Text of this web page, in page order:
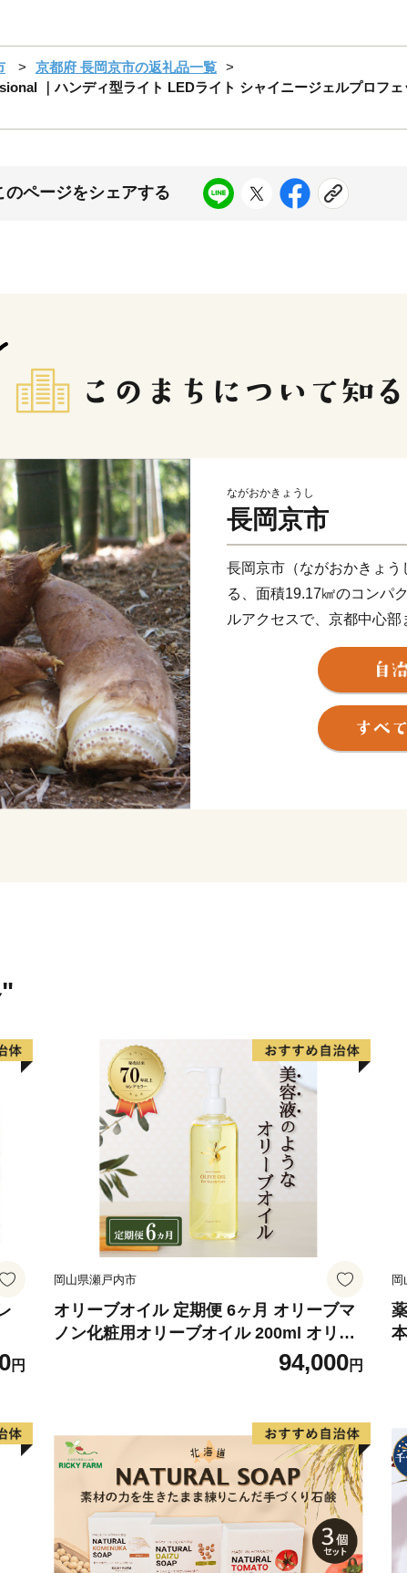
京都府 長岡京市の返礼品一覧
｜ハンディ型ライト LEDライト シャイニージェルプロフ
のページをシェアする
ながおかきょうし
長岡京市
長岡京市（ながおかきょ
る、面積19.17㎢のコンパ
ルアクセスで、京都中心
ことができ、通勤・通学
て世代に選ばれ続けてい
一方で、市内には西山連
風景が広がるのんびりと
がかつて置かれた地でも
最後の戦いに臨んだ「山
👉【＜天然水のビール工
モルツ 350ml×24本
👉【＜天然水のビール工
円
岡山県瀬戸内市
オリーブオイル 定期便 6ヶ月 オリーブマ
ノン化粧用オリーブオイル 200ml オリー
ブ オイル 美容 スキンケア 化粧用 油 オリ
94,000円
岡